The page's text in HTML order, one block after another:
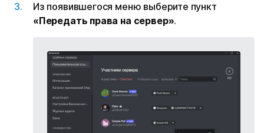
Из появившегося меню выберите пункт
«Передать права на сервер».